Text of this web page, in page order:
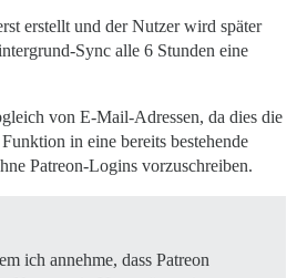
erstellt und der Nutzer wird später
Sync alle 6 Stunden eine
von E-Mail-Adressen, da dies die
in eine bereits bestehende
Patreon-Logins vorzuschreiben.
ich annehme, dass Patreon